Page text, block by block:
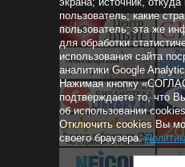
пользователь; какие
пользователь; эта же
для обработки
использования сайта
аналитики Google
Нажимая кнопку
подтверждаете то, что
об использовании
Отключить cookies Вы
своего браузера.